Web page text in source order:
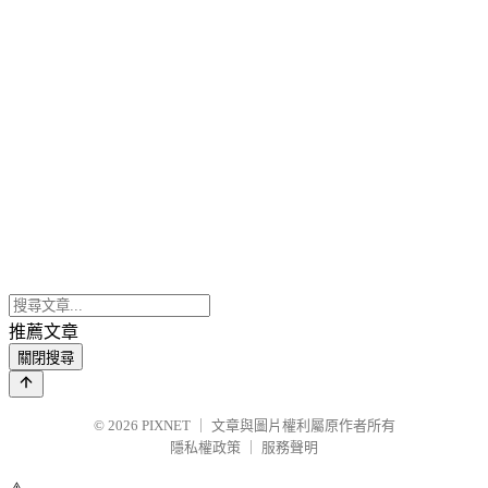
推薦文章
關閉搜尋
© 2026 PIXNET
文章與圖片權利屬原作者所有
隱私權政策
服務聲明